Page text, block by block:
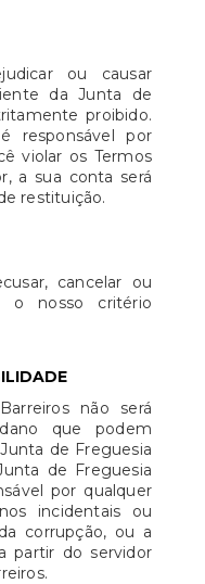
ou causar
da Junta de
proibido.
responsável por
violar os Termos
a sua conta será
restituição.
cancelar ou
o nosso critério
não será
que podem
de Freguesia
de Freguesia
por qualquer
incidentais ou
corrupção, ou a
partir do servidor